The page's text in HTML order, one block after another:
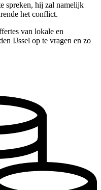
spreken, hij zal namelijk
het conflict.
van lokale en
IJssel op te vragen en zo